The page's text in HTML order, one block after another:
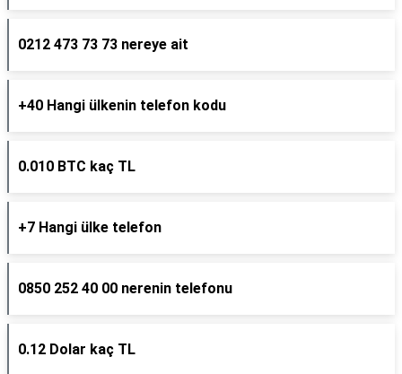
0212 473 73 73 nereye ait
+40 Hangi ülkenin telefon kodu
0.010 BTC kaç TL
+7 Hangi ülke telefon
0850 252 40 00 nerenin telefonu
0.12 Dolar kaç TL